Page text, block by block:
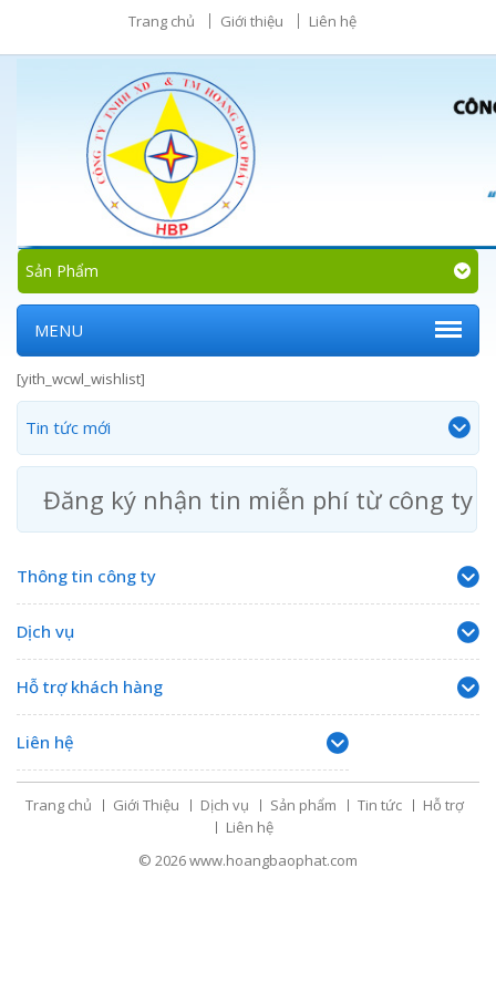
Trang chủ Giới thiệu Liên hệ
Sản Phẩm
MENU
[yith_wcwl_wishlist]
Tin tức mới
Đăng ký nhận tin miễn phí từ công ty
Thông tin công ty
Dịch vụ
Hỗ trợ khách hàng
Liên hệ
Trang chủ Giới Thiệu Dịch vụ Sản phẩm Tin tức
Hỗ trợ
Liên hệ
© 2026www.hoangbaophat.com